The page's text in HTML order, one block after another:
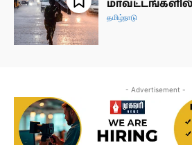
தமிழ்நாடு
- Advertisement -